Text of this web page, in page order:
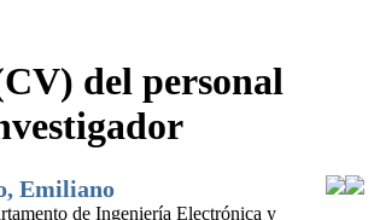
del personal
Emiliano
de Ingeniería Electrónica y